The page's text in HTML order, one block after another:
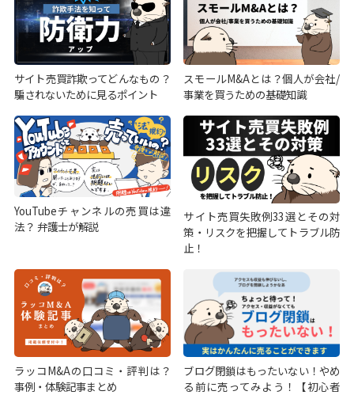
サイト売買詐欺ってどんなもの？
騙されないために見るポイント
スモールM&Aとは？個人が会社/
事業を買うための基礎知識
YouTubeチャンネルの売買は違
法？ 弁護士が解説
サイト売買失敗例33選とその対
策・リスクを把握してトラブル防
止！
ラッコM&Aの口コミ・評判は？
事例・体験記事まとめ
ブログ閉鎖はもったいない！やめ
る前に売ってみよう！【初心者